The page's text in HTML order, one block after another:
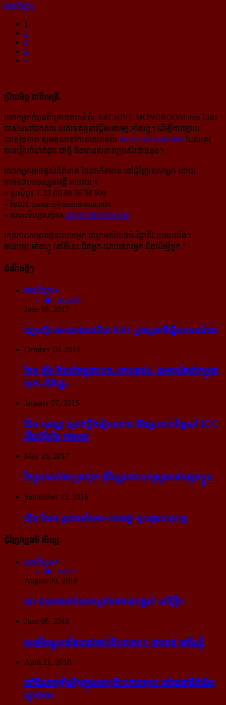
អានពិស្ដារ
1
2
3
4
»
ប្រិយមិត្ត ជាទីមេត្រី,
លោកអ្នកកំពុងពិគ្រោះគេហទំព័រ ARCHIVE.MONOROOM.info ដែល
ជាសំណៅឯកសារ របស់ទស្សនាវដ្ដីមនោរម្យ.អាំងហ្វូ។ ដើម្បីការផ្សាយ
ជាទៀងទាត់ សូមចូលទៅកាន់​គេហទំព័រ MONOROOM.info ដែលត្រូវ
បានរៀបចំដាក់ជូន ជាថ្មី និងមានសភាពប្រសើរជាងមុន។
លោកអ្នកអាចផ្ដល់ព័ត៌មាន ដែលកើតមាន នៅជុំវិញលោកអ្នក ដោយ
ទាក់ទងមកទស្សនាវដ្ដី តាមរយៈ៖
» ទូរស័ព្ទ៖ + 33 (0) 98 06 98 909
» មែល៖ contact@monoroom.info
» សារលើហ្វេសប៊ុក៖ MONOROOM.info
រក្សាភាពសម្ងាត់ជូនលោកអ្នក ជាក្រមសីលធម៌-​វិជ្ជាជីវៈ​របស់យើង។
មនោរម្យ.អាំងហ្វូ នៅទីនេះ ជិតអ្នក ដោយសារអ្នក និងដើម្បីអ្នក !
ដំណឹងថ្មីៗ
អានពិស្ដារ
301104
June 18, 2017
ហ្វេសប៊ុក​នគរបាល​ជាតិ​ថា K01 គ្មាន​តួនាទី​ធ្វើ​ចរាចរណ៍​ទេ
October 16, 2014
កែម ឡី៖ ចិន​នាំ​កម្ពុជា​យក​«កោះ​ត្រល់» ឯ​អាមេរិក​នាំ​កម្ពុជា​
យក​«នីតិរដ្ឋ»
January 07, 2015
ប៉ែន សុវណ្ណ គ្រោង​ប្តឹង​វៀតណាម និង​អ្នក​ពាក់​ព័ន្ធ​ទៅ ICC
រឿង​បំភ្លៃ​ថ្ងៃ ៧​មករា
May 16, 2017
ថៃ​ព្រមាន​បិត​ហ្វេសប៊ុក ជុំ​វិញ​រូបភាព​អាស្រូវ​របស់​ស្ដេច​ខ្លួន
September 13, 2016
ហ៊ុន សែន ព្រមាន​កំទេច​«ពលរដ្ឋ»​ចូលរួម​បាតុកម្ម
ជុំវិញវប្បធម៌ សិល្បៈ
អានពិស្ដារ
20859
August 09, 2018
នេះ ជា​អាគារ​កប់​ពពក​ខ្ពស់​ជាង​គេ​បង្អស់ នៅ​អ៊ឺរ៉ុប
June 06, 2018
ចម្រៀង​ផ្លូវការ​នៃ​បាល់ទាត់​ពិភពលោក ២០១៨ នៅ​រ៉ូស្ស៊ី
April 21, 2018
របាំ​និង​ចម្រៀង​ខ្មែរ​ក្នុង​ទស្សនីយភាព​មួយ នៅ​រដ្ឋធានី​ប៉ារីស​
ល្ងាច​នេះ